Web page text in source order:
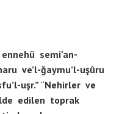
semi’an-
ve’l-ğaymu’l-uşûru
uşr.” “Nehirler ve
edilen toprak